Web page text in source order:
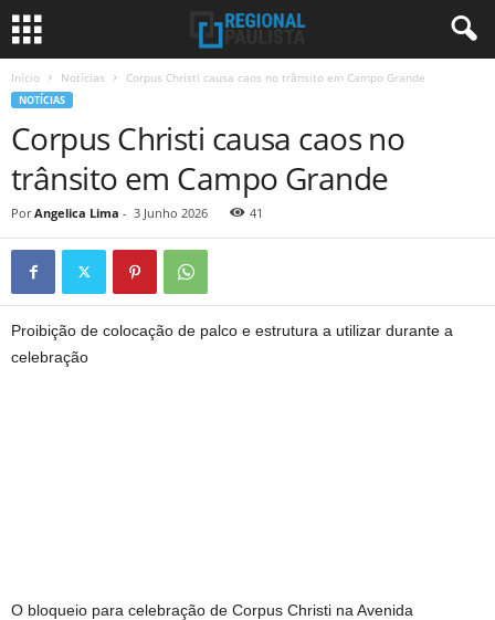
Início Notícias Corpus Christi causa caos no trânsito em Campo Grande
NOTÍCIAS
Corpus Christi causa caos no
trânsito em Campo Grande
Por Angelica Lima - 3 Junho 2026 41
Proibição de colocação de palco e estrutura a utilizar durante a
celebração
O bloqueio para celebração de Corpus Christi na Avenida